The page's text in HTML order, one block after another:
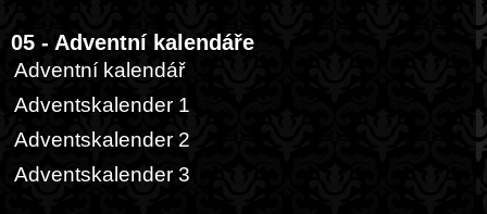
05 - Adventní kalendáře
Adventní kalendář
Adventskalender 1
Adventskalender 2
Adventskalender 3